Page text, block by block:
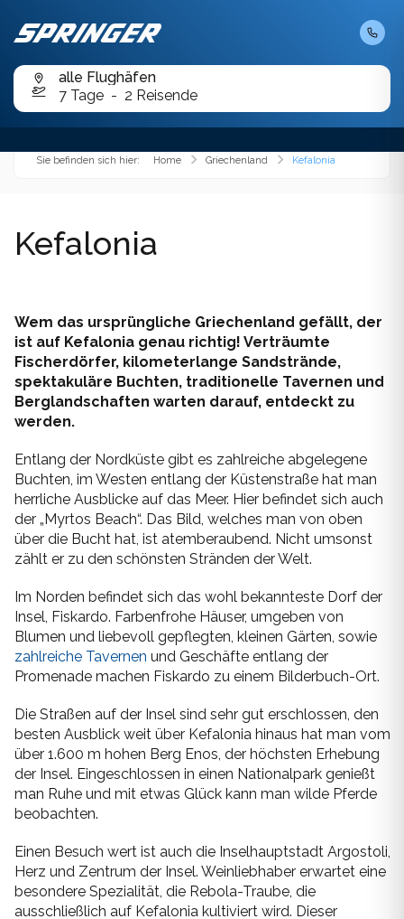
Cookies helfen uns bei der Erbringung unserer
Dienste. Durch die Nutzung unserer Angebote
erklären Sie sich mit dem Setzen von Cookies
einverstanden.
Karibik
Kroatien
Mauritius
Malediven
Orient
Portugal
Slowenien
Spanien
Zypern
Chios
Folegandros
Karpathos
Korfu
Lemnos
Milos
Mykonos
Naxos
Paros
Patmos
Santorin
Serifos
Sifnos
Skiathos
Skopelos
Thassos
alle Flughäfen
7 Tage
2 Reisende
Sie befinden sich hier: Home Griechenland Kefalonia
Kefalonia
Wem das ursprüngliche Griechenland gefällt, der
ist auf Kefalonia genau richtig! Verträumte
Fischerdörfer, kilometerlange Sandstrände,
spektakuläre Buchten, traditionelle Tavernen und
Berglandschaften warten darauf, entdeckt zu
werden.
Entlang der Nordküste gibt es zahlreiche abgelegene
Buchten, im Westen entlang der Küstenstraße hat man
herrliche Ausblicke auf das Meer. Hier befindet sich auch
der „Myrtos Beach“. Das Bild, welches man von oben
über die Bucht hat, ist atemberaubend. Nicht umsonst
zählt er zu den schönsten Stränden der Welt.
Im Norden befindet sich das wohl bekannteste Dorf der
Insel, Fiskardo. Farbenfrohe Häuser, umgeben von
Blumen und liebevoll gepflegten, kleinen Gärten, sowie
zahlreiche Tavernen und Geschäfte entlang der
Promenade machen Fiskardo zu einem Bilderbuch-Ort.
Die Straßen auf der Insel sind sehr gut erschlossen, den
besten Ausblick weit über Kefalonia hinaus hat man vom
über 1.600 m hohen Berg Enos, der höchsten Erhebung
der Insel. Eingeschlossen in einen Nationalpark genießt
man Ruhe und mit etwas Glück kann man wilde Pferde
beobachten.
Einen Besuch wert ist auch die Inselhauptstadt Argostoli,
Herz und Zentrum der Insel. Weinliebhaber erwartet eine
besondere Spezialität, die Rebola-Traube, die
ausschließlich auf Kefalonia kultiviert wird. Dieser